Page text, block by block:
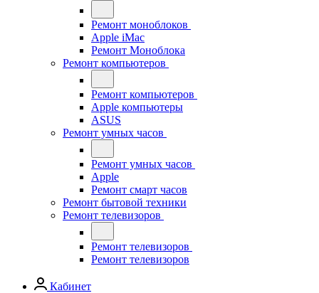
Ремонт моноблоков
Apple iMac
Ремонт Моноблока
Ремонт компьютеров
Ремонт компьютеров
Apple компьютеры
ASUS
Ремонт умных часов
Ремонт умных часов
Apple
Ремонт смарт часов
Ремонт бытовой техники
Ремонт телевизоров
Ремонт телевизоров
Ремонт телевизоров
Кабинет